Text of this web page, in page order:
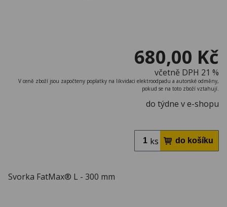
680,00 Kč
včetně DPH 21 %
V ceně zboží jsou započteny poplatky na likvidaci elektroodpadu a autorské odměny,
pokud se na toto zboží vztahují.
do týdne v e-shopu
ks
Svorka FatMax® L - 300 mm